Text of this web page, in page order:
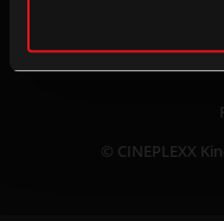
© CINEPLEXX